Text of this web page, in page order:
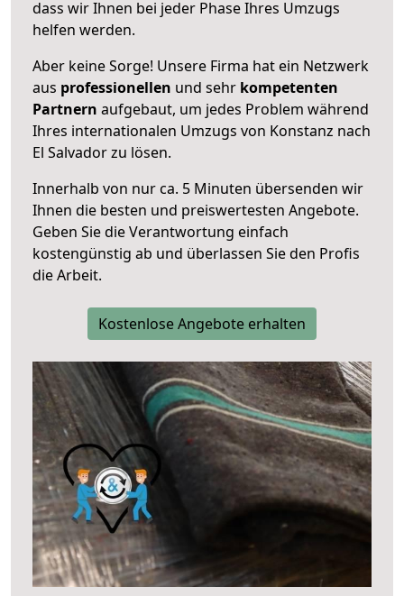
dass wir Ihnen bei jeder Phase Ihres Umzugs
helfen werden.
Aber keine Sorge! Unsere Firma hat ein Netzwerk
aus professionellen und sehr kompetenten
Partnern aufgebaut, um jedes Problem während
Ihres internationalen Umzugs von Konstanz nach
El Salvador zu lösen.
Innerhalb von nur ca. 5 Minuten übersenden wir
Ihnen die besten und preiswertesten Angebote.
Geben Sie die Verantwortung einfach
kostengünstig ab und überlassen Sie den Profis
die Arbeit.
Kostenlose Angebote erhalten